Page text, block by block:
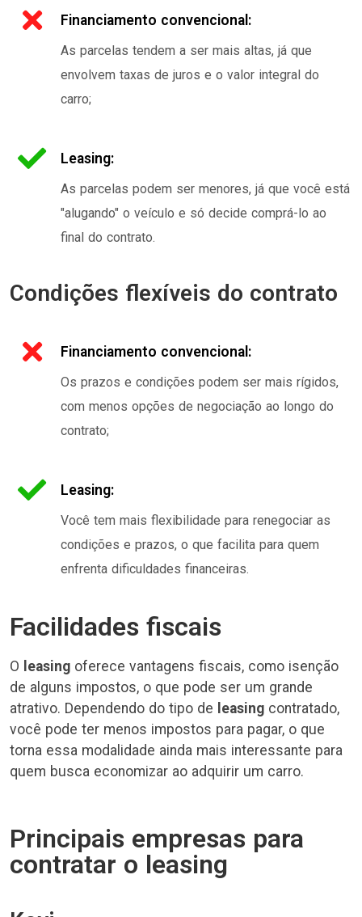
Financiamento convencional:
As parcelas tendem a ser mais altas, já que
envolvem taxas de juros e o valor integral do
carro;
Leasing:
As parcelas podem ser menores, já que você está
"alugando" o veículo e só decide comprá-lo ao
final do contrato.
Condições flexíveis do contrato
Financiamento convencional:
Os prazos e condições podem ser mais rígidos,
com menos opções de negociação ao longo do
contrato;
Leasing:
Você tem mais flexibilidade para renegociar as
condições e prazos, o que facilita para quem
enfrenta dificuldades financeiras.
Facilidades fiscais
O leasing oferece vantagens fiscais, como isenção
de alguns impostos, o que pode ser um grande
atrativo. Dependendo do tipo de leasing contratado,
você pode ter menos impostos para pagar, o que
torna essa modalidade ainda mais interessante para
quem busca economizar ao adquirir um carro.
Principais empresas para
contratar o leasing